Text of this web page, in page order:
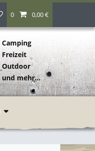
0 0,00 €
Camping
Freizeit
Outdoor
und mehr...